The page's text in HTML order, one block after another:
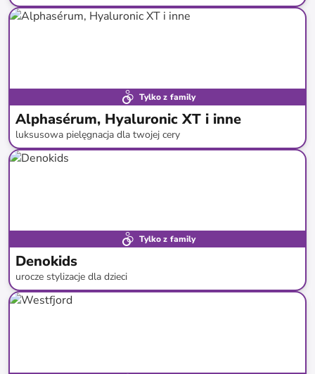
do-59%*
Tylko z family
Alphasérum, Hyaluronic XT i inne
luksusowa pielęgnacja dla twojej cery
do-92%*
Tylko z family
Denokids
urocze stylizacje dla dzieci
do-80%*